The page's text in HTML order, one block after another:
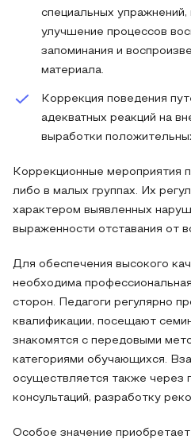
специальных упражнений,
улучшение процессов
запоминания и
материала.
Коррекция поведения
адекватных реакций на
выработки
Коррекционные мероприятия
либо в малых группах. Их
характером выявленных
выраженности отставания от
Для обеспечения высокого
необходима
сторон. Педагоги регулярно
квалификации, посещают
знакомятся с передовыми
категориями обучающихся.
осуществляется также через
консультаций, разработку
Особое значение